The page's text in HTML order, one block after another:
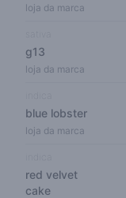
loja da marca
g13
loja da marca
blue lobster
loja da marca
red velvet
cake